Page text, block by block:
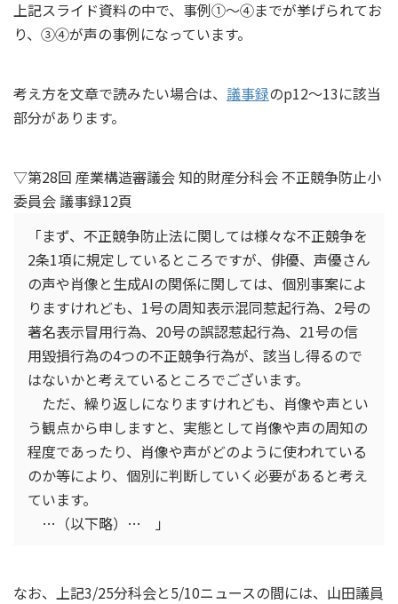
上記スライド資料の中で、事例①～④までが挙げられてお
り、③④が声の事例になっています。
考え方を文章で読みたい場合は、 議事録のp12～13に該当
部分があります。
▽第28回 産業構造審議会 知的財産分科会 不正競争防止小
委員会 議事録12頁
「まず、不正競争防止法に関しては様々な不正競争を
2条1項に規定しているところですが、俳優、声優さん
の声や肖像と生成AIの関係に関しては、個別事案によ
りますけれども、1号の周知表示混同惹起行為、2号の
著名表示冒用行為、20号の誤認惹起行為、21号の信
用毀損行為の4つの不正競争行為が、該当し得るので
はないかと考えているところでございます。
ただ、繰り返しになりますけれども、肖像や声とい
う観点から申しますと、実態として肖像や声の周知の
程度であったり、肖像や声がどのように使われている
のか等により、個別に判断していく必要があると考え
ています。
…（以下略）… 」
なお、上記3/25分科会と5/10ニュースの間には、山田議員